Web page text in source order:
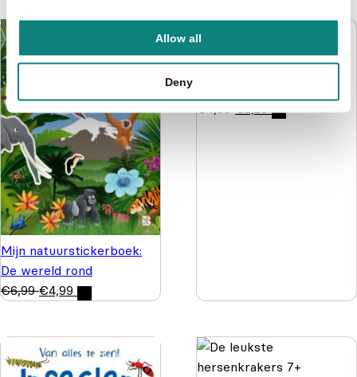
Allow all
Deny
Mijn natuurstickerboek:
De wereld rond
€6,99 €4,99
Kijk eens wat zie je daar?
€4,99 €2,20